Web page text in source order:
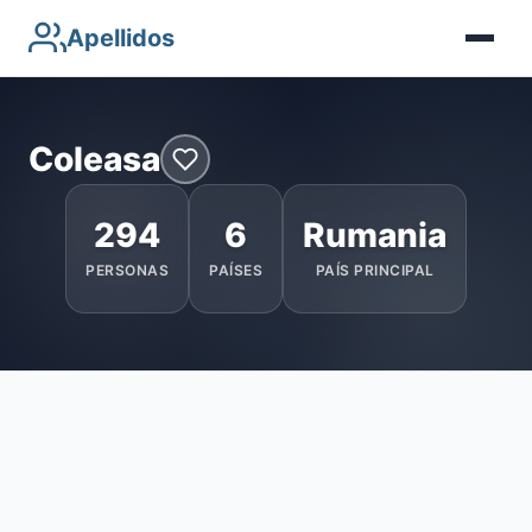
Apellidos
Coleasa
294
PERSONAS
6
PAÍSES
Rumania
PAÍS PRINCIPAL